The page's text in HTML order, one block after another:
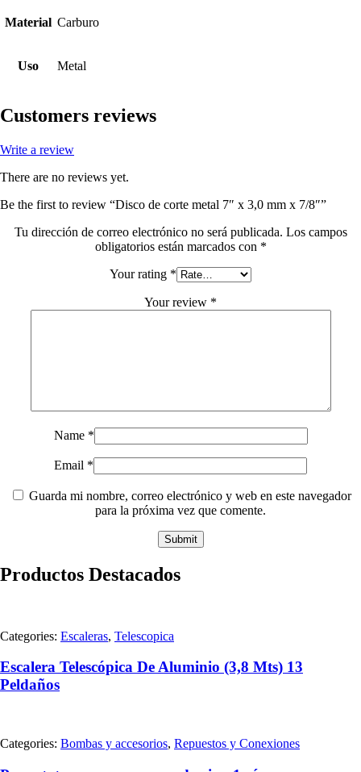
Material Carburo
Uso Metal
Customers reviews
Write a review
There are no reviews yet.
Be the first to review “Disco de corte metal 7″ x 3,0 mm x 7/8″”
Tu dirección de correo electrónico no será publicada. Los campos
obligatorios están marcados con *
Your rating *
Your review *
Name *
Email *
Guarda mi nombre, correo electrónico y web en este navegador
para la próxima vez que comente.
Productos Destacados
Categories: Escaleras, Telescopica
Escalera Telescópica De Aluminio (3,8 Mts) 13
Peldaños
Categories: Bombas y accesorios, Repuestos y Conexiones